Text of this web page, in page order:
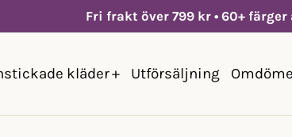
Fri frakt över 799 kr • 60+
kläder Utförsäljning